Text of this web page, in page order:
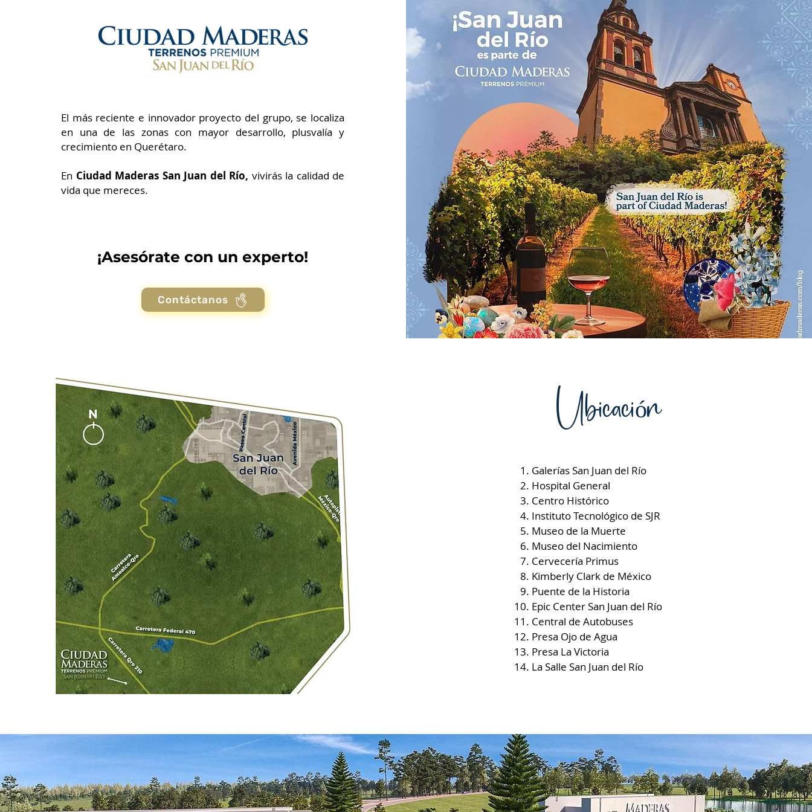
El más reciente e innovador proyecto del grupo, se localiza
en una de las zonas con mayor desarrollo, plusvalía y
crecimiento en Querétaro.
En Ciudad Maderas San Juan del Río, vivirás la calidad de
vida que mereces.
¡Asesórate con un experto!
Contáctanos
Ubicación
Galerías San Juan del Río
Hospital General
Centro Histórico
Instituto Tecnológico de SJR
Museo de la Muerte
Museo del Nacimiento
Cervecería Primus
Kimberly Clark de México
Puente de la Historia
Epic Center San Juan del Río
Central de Autobuses
Presa Ojo de Agua
Presa La Victoria
La Salle San Juan del Río